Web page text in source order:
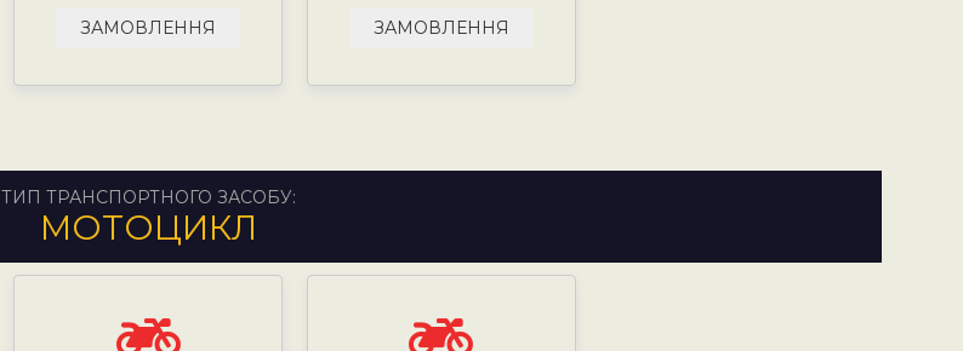
ЗАМОВЛЕННЯ ЗАМОВЛЕННЯ
ТИП ТРАНСПОРТНОГО ЗАСОБУ:
МОТОЦИКЛ